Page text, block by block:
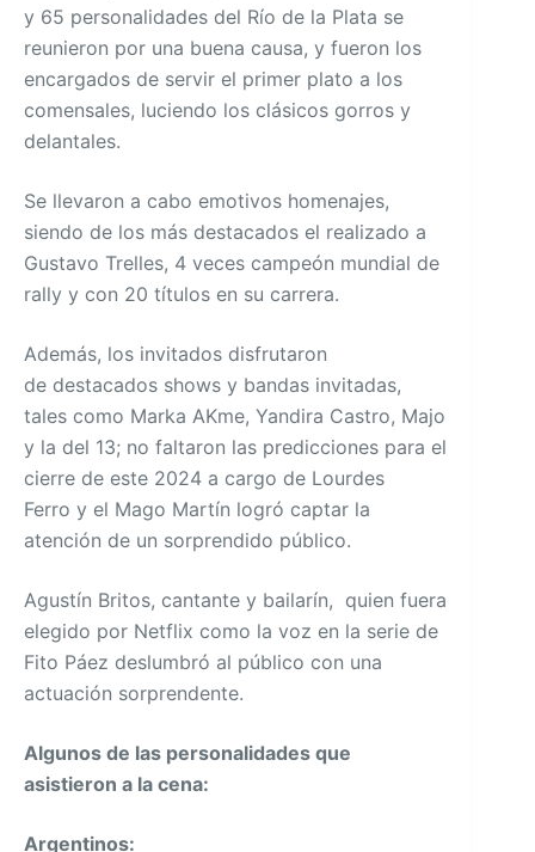
y 65 personalidades del Río de la Plata se
reunieron por una buena causa, y fueron los
encargados de servir el primer plato a los
comensales, luciendo los clásicos gorros y
delantales.
Se llevaron a cabo emotivos homenajes,
siendo de los más destacados el realizado a
Gustavo Trelles, 4 veces campeón mundial de
rally y con 20 títulos en su carrera.
Además, los invitados disfrutaron
de destacados shows y bandas invitadas,
tales como Marka AKme, Yandira Castro, Majo
y la del 13; no faltaron las predicciones para el
cierre de este 2024 a cargo de Lourdes
Ferro y el Mago Martín logró captar la
atención de un sorprendido público.
Agustín Britos, cantante y bailarín, quien fuera
elegido por Netflix como la voz en la serie de
Fito Páez deslumbró al público con una
actuación sorprendente.
Algunos de las personalidades que
asistieron a la cena:
Argentinos: